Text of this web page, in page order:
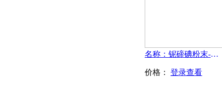
名称：铌碲碘粉末-Nb3TeI7
价格： 登录查看